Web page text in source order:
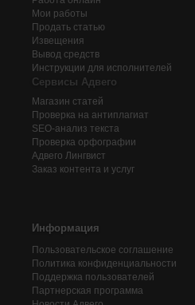
Мои работы
Продать статью
Извещения
Вывод средств
Инструкции для исполнителей
Сервисы Адвего
Магазин статей
Проверка на антиплагиат
SEO-анализ текста
Проверка орфографии
Адвего Лингвист
Заказ контента и услуг
Информация
Пользовательское соглашение
Политика конфиденциальности
Поддержка пользователей
Партнерская программа